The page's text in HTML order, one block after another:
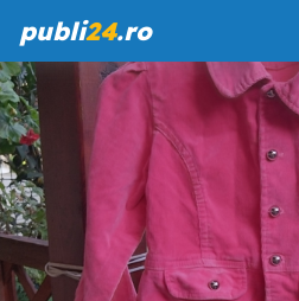
publi24.ro